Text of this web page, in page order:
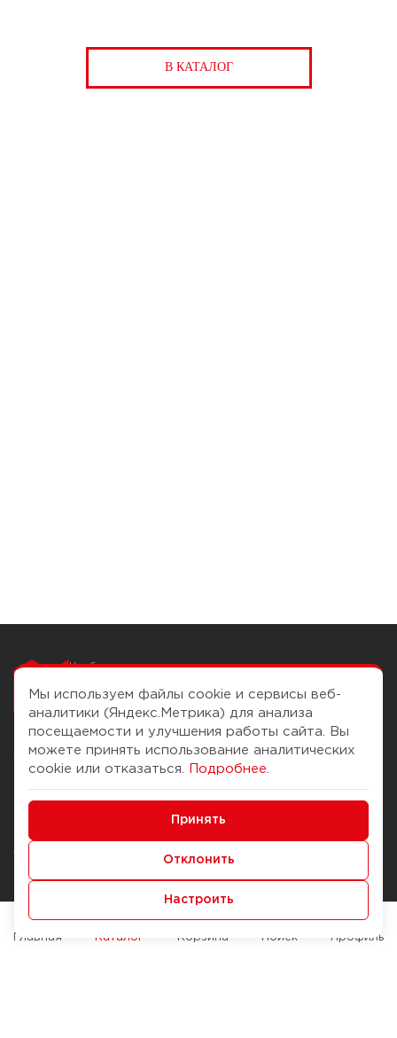
В КАТАЛОГ
Чтобы вам легко
О компании
История Компании
Журнал
Наши марки
Брендирование
Помощь
Доставка и оплата
Способы оплаты
Служба контроля качества
Мы используем файлы cookie и сервисы веб-
аналитики (Яндекс.Метрика) для анализа
посещаемости и улучшения работы сайта. Вы
можете принять использование аналитических
cookie или отказаться.
Подробнее
Принять
Отклонить
Настроить
Главная Каталог Корзина Поиск Профиль